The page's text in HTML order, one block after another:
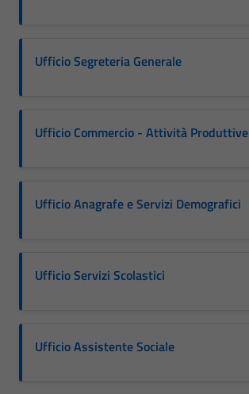
Ufficio Segreteria Generale
Ufficio Commercio - Attività Produttive
Ufficio Anagrafe e Servizi Demografici
Ufficio Servizi Scolastici
Ufficio Assistente Sociale